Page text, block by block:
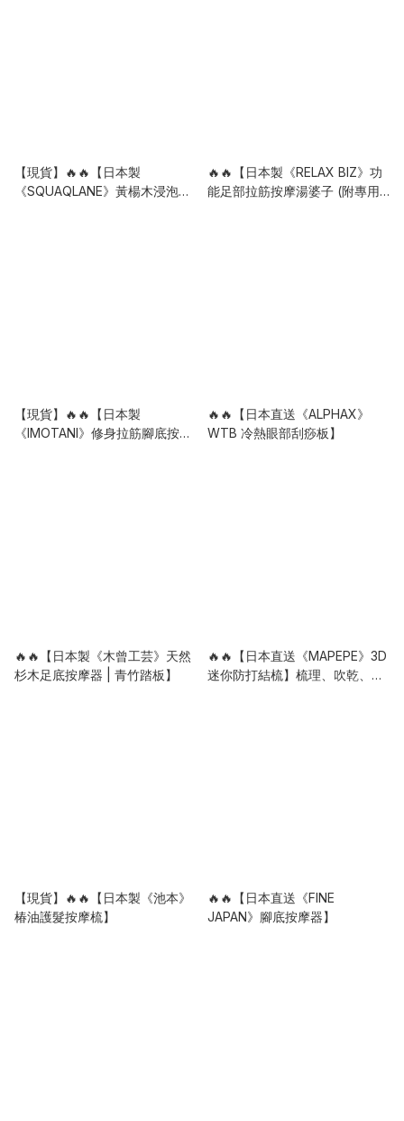
【現貨】🔥🔥【日本製
《SQUAQLANE》黃楊木浸泡橄
🔥🔥【日本製《RELAX BIZ》功
能足部拉筋按摩湯婆子 (附專用
【現貨】🔥🔥【日本製
《IMOTANI》修身拉筋腳底按摩
🔥🔥【日本直送《ALPHAX》
WTB 冷熱眼部刮痧板】
🔥🔥【日本製《木曾工芸》天然
杉木足底按摩器 | 青竹踏板】
🔥🔥【日本直送《MAPEPE》3D
迷你防打結梳】梳理、吹乾、按
【現貨】🔥🔥【日本製《池本》
椿油護髮按摩梳】
🔥🔥【日本直送《FINE
JAPAN》腳底按摩器】